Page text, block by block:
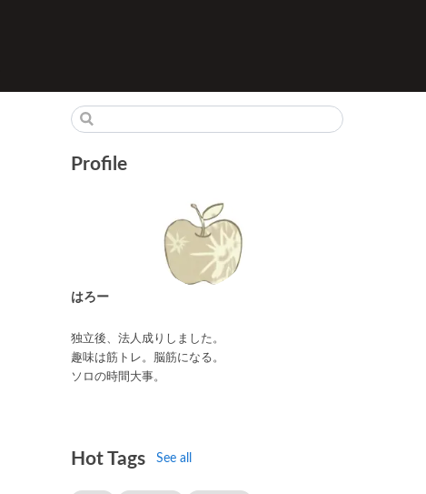
Profile
はろー
独立後、法人成りしました。
趣味は筋トレ。脳筋になる。
ソロの時間大事。
Hot Tags See all